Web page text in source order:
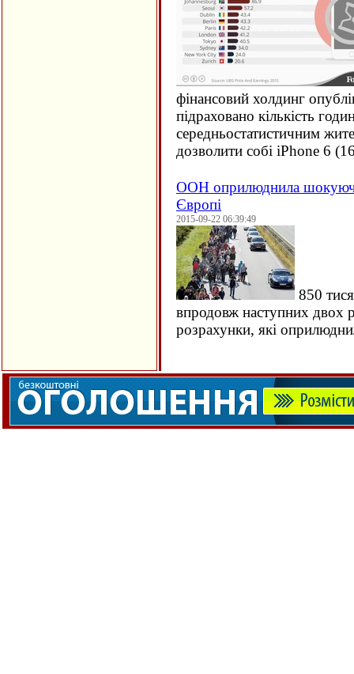
фінансовий холдинг
підраховано кількість
середньостатистичним
дозволити собі iPhone 6 (
ООН оприлюднила
Європі
2015-09-22 06:39:49
850
впродовж наступних двох
розрахунки, які